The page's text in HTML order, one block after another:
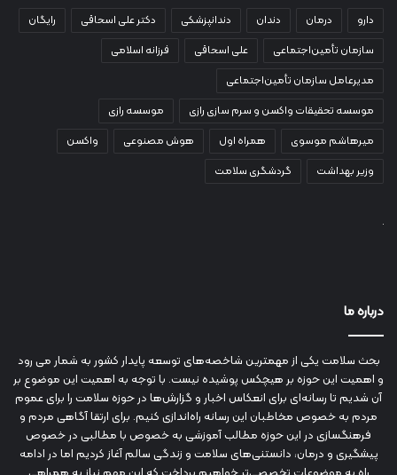
دارو درمان دندان دندانپزشکی دکتر علی اسحاقی
رایگان
سازمان تأمین‌اجتماعی
علی اسحاقی
فرزانه اسلامی
مدیرعامل سازمان تأمین‌اجتماعی
موسسه تحقیقات واکسن و سرم سازی رازی
موسسه رازی
میرهاشم موسوی
همراه اول هوش مصنوعی
واکسن
وزیر بهداشت
گردشگری سلامت
درباره ما
بحث سلامت یکی از مهمترین شاخصه‌های توسعه پایدار کشور به شمار می رود
و اهمیت این حوزه بر هیچکس پوشیده نیست. با توجه به اهمیت این موضوع بر
آن شدیم تا رسانه‌ای برای انعکاس اخبار و گزارش‌ها در حوزه سلامت را برای عموم
مردم به خصوص مخاطبان این رسانه راه‌اندازی کنیم. برای ارتقا آگاهی مردم و
فرهنگسازی در این حوزه مطالب آموزشی به خصوص با مطالبی در خصوص
پیشگیری و درمان، دانستنی‌های سلامت و زندگی سالم آغاز کردیم اما در ادامه